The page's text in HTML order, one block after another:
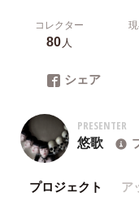
コレクター
80人
シェア
PRESENTER
悠歌
プロジェクト ア